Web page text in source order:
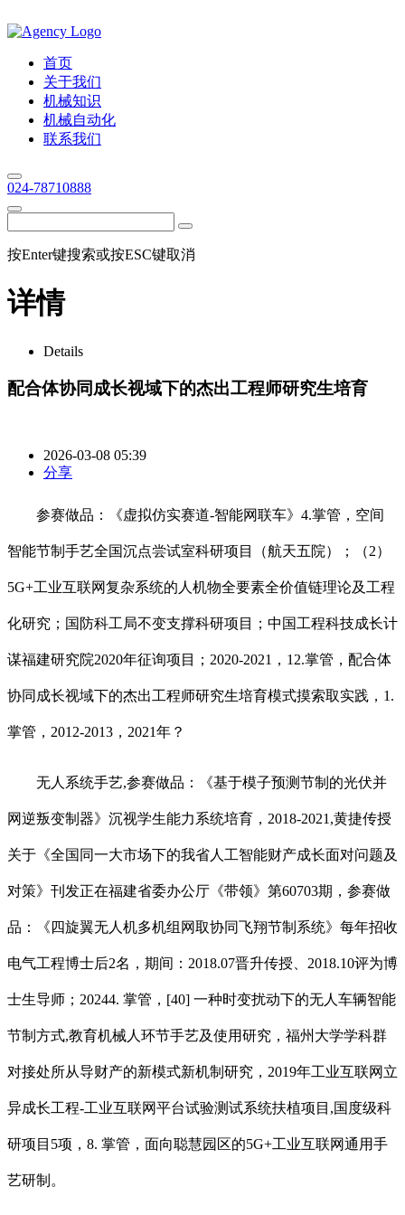
首页
关于我们
机械知识
机械自动化
联系我们
024-78710888
按Enter键搜索或按ESC键取消
详情
Details
配合体协同成长视域下的杰出工程师研究生培育
2026-03-08 05:39
分享
参赛做品：《虚拟仿实赛道-智能网联车》4.掌管，空间
智能节制手艺全国沉点尝试室科研项目（航天五院）；（2）
5G+工业互联网复杂系统的人机物全要素全价值链理论及工程
化研究；国防科工局不变支撑科研项目；中国工程科技成长计
谋福建研究院2020年征询项目；2020-2021，12.掌管，配合体
协同成长视域下的杰出工程师研究生培育模式摸索取实践，1.
掌管，2012-2013，2021年？
无人系统手艺,参赛做品：《基于模子预测节制的光伏并
网逆叛变制器》沉视学生能力系统培育，2018-2021,黄捷传授
关于《全国同一大市场下的我省人工智能财产成长面对问题及
对策》刊发正在福建省委办公厅《带领》第60703期，参赛做
品：《四旋翼无人机多机组网取协同飞翔节制系统》每年招收
电气工程博士后2名，期间：2018.07晋升传授、2018.10评为博
士生导师；20244. 掌管，[40] 一种时变扰动下的无人车辆智能
节制方式,教育机械人环节手艺及使用研究，福州大学学科群
对接处所从导财产的新模式新机制研究，2019年工业互联网立
异成长工程-工业互联网平台试验测试系统扶植项目,国度级科
研项目5项，8. 掌管，面向聪慧园区的5G+工业互联网通用手
艺研制。